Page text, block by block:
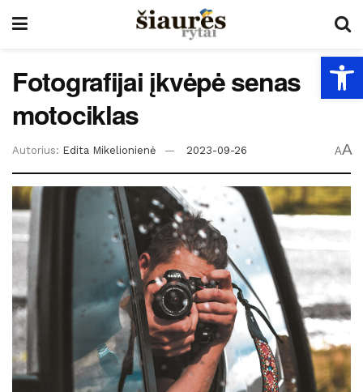
Fotografijai įkvėpė senas
motociklas
Autorius: Edita Mikelionienė 2023-09-26 AA